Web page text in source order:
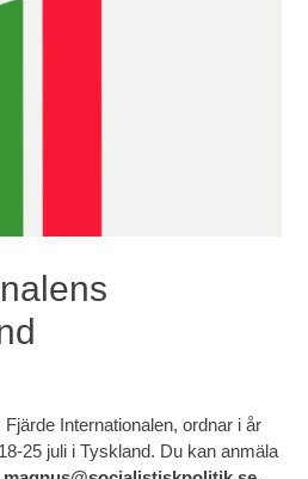
Internationalen, ordnar i år
25 juli i Tyskland. Du kan anmäla